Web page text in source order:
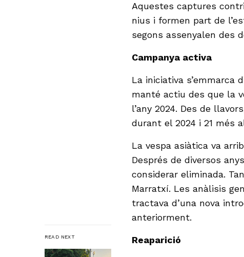
READ NEXT
Aquestes captures
nius i formen part de
segons assenyalen des
Campanya activa
La iniciativa s’emmarca
manté actiu des que la
l’any 2024. Des de
durant el 2024 i 21 més
La vespa asiàtica va
Després de diversos
considerar eliminada.
Marratxí. Les anàlisis
tractava d’una nova
anteriorment.
Reaparició